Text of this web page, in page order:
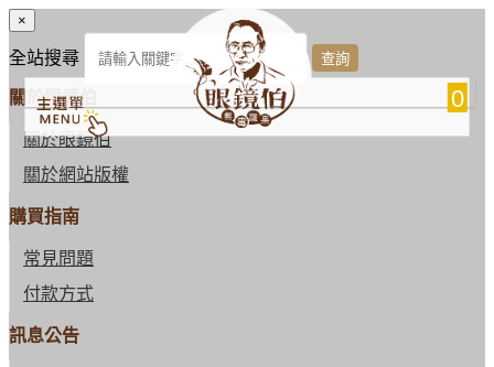
0
×
全站搜尋
關於眼鏡伯
關於眼鏡伯
關於網站版權
購買指南
常見問題
付款方式
訊息公告